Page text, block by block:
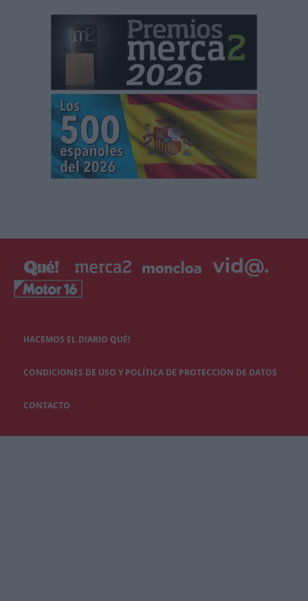
HACEMOS EL DIARIO QUÉ!
CONDICIONES DE USO Y POLÍTICA DE PROTECCIÓN DE DATOS
CONTACTO